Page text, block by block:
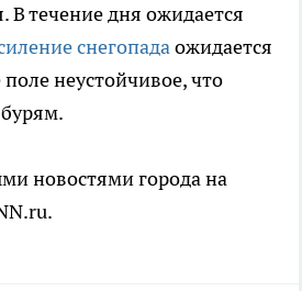
В течение дня ожидается
снегопадаожидается
неустойчивое, что
новостями города на